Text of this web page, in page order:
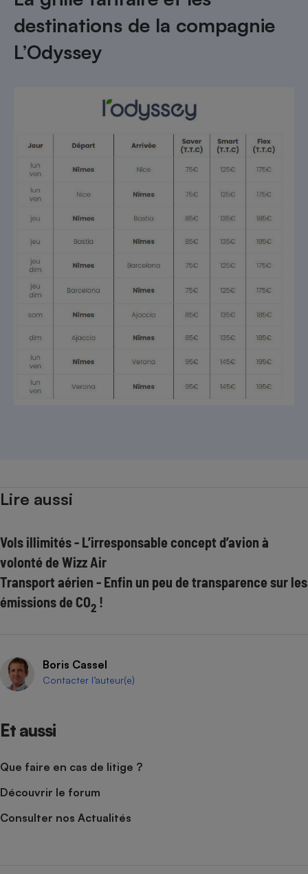
destinations de la compagnie
L’Odyssey
Lire aussi
Vols illimités - L’irresponsable concept d’avion à
volonté de Wizz Air
Transport aérien - Enfin un peu de transparence sur les
émissions de CO2 !
Boris Cassel
Contacter l’auteur(e)
Et aussi
Que faire en cas de litige ?
Découvrir le forum
Consulter nos Actualités